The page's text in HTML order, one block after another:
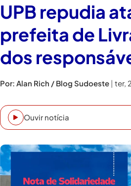
UPB repudia
prefeita de
dos
Por: Alan Rich / Blog Sudoeste | ter,
Ouvir notícia